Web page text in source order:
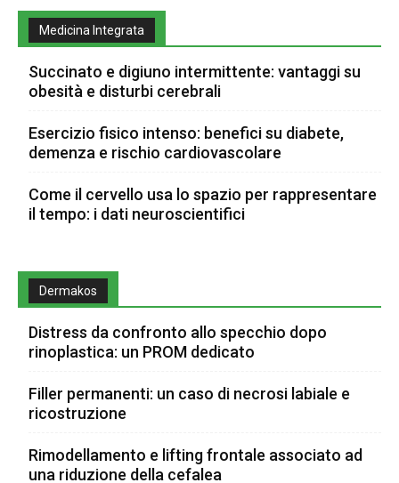
Medicina Integrata
Succinato e digiuno intermittente: vantaggi su
obesità e disturbi cerebrali
Esercizio fisico intenso: benefici su diabete,
demenza e rischio cardiovascolare
Come il cervello usa lo spazio per rappresentare
il tempo: i dati neuroscientifici
Dermakos
Distress da confronto allo specchio dopo
rinoplastica: un PROM dedicato
Filler permanenti: un caso di necrosi labiale e
ricostruzione
Rimodellamento e lifting frontale associato ad
una riduzione della cefalea